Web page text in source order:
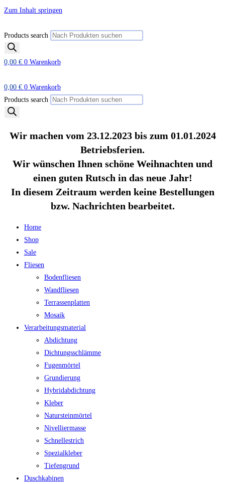
Zum Inhalt springen
Products search
0,00 € 0 Warenkorb
0,00 € 0 Warenkorb
Products search
Wir machen vom 23.12.2023 bis zum 01.01.2024
Betriebsferien.
Wir wünschen Ihnen schöne Weihnachten und
einen guten Rutsch in das neue Jahr!
In diesem Zeitraum werden keine Bestellungen
bzw. Nachrichten bearbeitet.
Home
Shop
Sale
Fliesen
Bodenfliesen
Wandfliesen
Terrassenplatten
Mosaik
Verarbeitungsmaterial
Abdichtung
Dichtungsschlämme
Fugenmörtel
Grundierung
Hybridabdichtung
Kleber
Natursteinmörtel
Nivelliermasse
Schnellestrich
Spezialkleber
Tiefengrund
Duschkabinen